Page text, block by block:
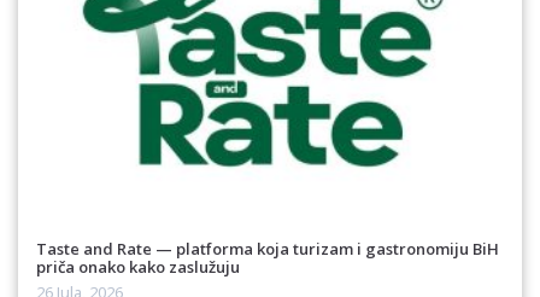
Taste and Rate — platforma koja turizam i gastronomiju BiH
priča onako kako zaslužuju
26 Jula, 2026